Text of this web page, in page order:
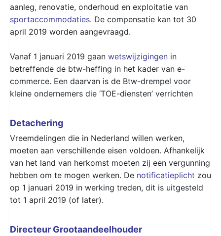
aanleg, renovatie, onderhoud en exploitatie van
sportaccommodaties. De compensatie kan tot 30
april 2019 worden aangevraagd.
Vanaf 1 januari 2019 gaan wetswijzigingen in
betreffende de btw-heffing in het kader van e-
commerce. Een daarvan is de Btw-drempel voor
kleine ondernemers die ‘TOE-diensten’ verrichten
Detachering
Vreemdelingen die in Nederland willen werken,
moeten aan verschillende eisen voldoen. Afhankelijk
van het land van herkomst moeten zij een vergunning
hebben om te mogen werken. De notificatieplicht zou
op 1 januari 2019 in werking treden, dit is uitgesteld
tot 1 april 2019 (of later).
Directeur Grootaandeelhouder